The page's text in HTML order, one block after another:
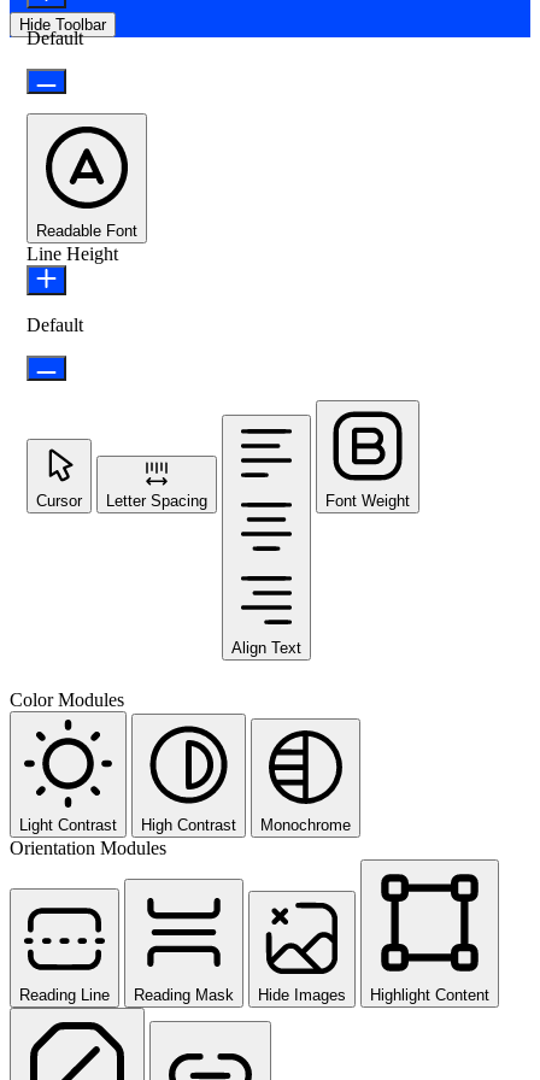
Hide Toolbar
Default
Readable Font
Line Height
Default
Cursor Letter Spacing
Align Text
Font Weight
Color Modules
Light Contrast High Contrast Monochrome
Orientation Modules
Reading Line Reading Mask Hide Images Highlight Content